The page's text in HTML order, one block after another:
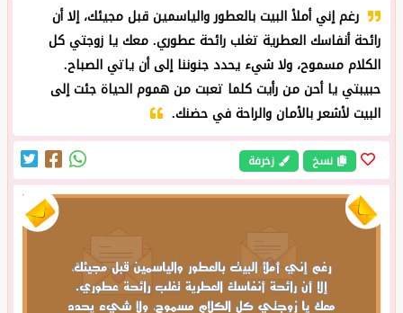
رغم إني أملأ البيت بالعطور والياسمين قبل مجيئك، إلا أن
رائحة أنفاسك العطرية تغلب رائحة عطوري. معك يا زوجتي كل
الكلام مسموح، ولا شيء يحدد جنوننا إلى أن ياتي الصباح.
حبيبتي يا أحن من رأيت كلما تعبت من هموم الحياة جئت إلى
البيت لأشعر بالأمان والراحة في حضنك.
نسخ زخرفة